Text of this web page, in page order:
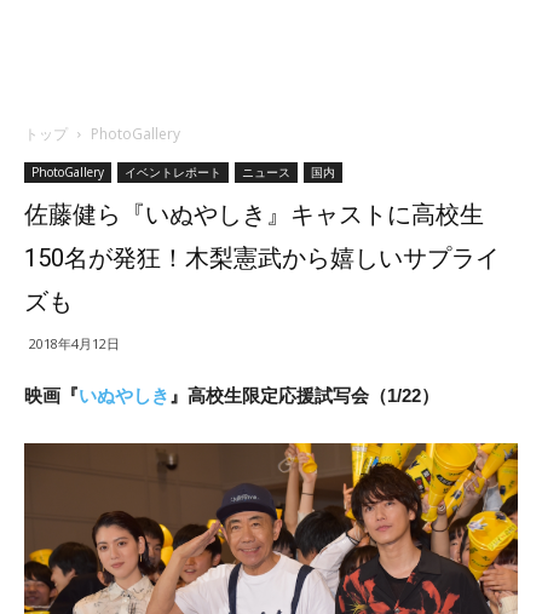
トップ PhotoGallery
PhotoGallery イベントレポート ニュース 国内
佐藤健ら『いぬやしき』キャストに高校生
150名が発狂！木梨憲武から嬉しいサプライ
ズも
2018年4月12日
映画『いぬやしき 』高校生限定応援試写会（1/22）